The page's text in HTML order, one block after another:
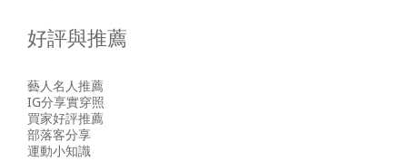
好評與推薦
藝人名人推薦
IG分享實穿照
買家好評推薦
部落客分享
運動小知識